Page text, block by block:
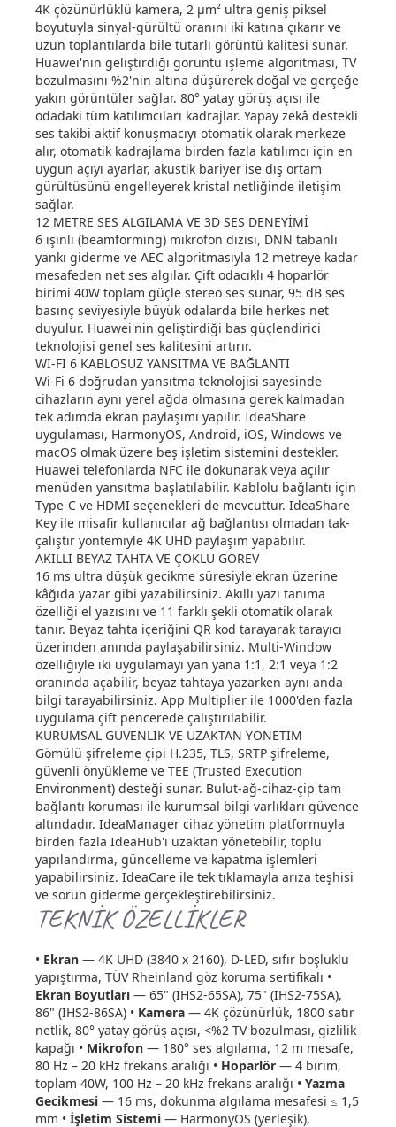
4K çözünürlüklü kamera, 2 μm² ultra geniş piksel
boyutuyla sinyal-gürültü oranını iki katına çıkarır ve
uzun toplantılarda bile tutarlı görüntü kalitesi sunar.
Huawei'nin geliştirdiği görüntü işleme algoritması, TV
bozulmasını %2'nin altına düşürerek doğal ve gerçeğe
yakın görüntüler sağlar. 80° yatay görüş açısı ile
odadaki tüm katılımcıları kadrajlar. Yapay zekâ destekli
ses takibi aktif konuşmacıyı otomatik olarak merkeze
alır, otomatik kadrajlama birden fazla katılımcı için en
uygun açıyı ayarlar, akustik bariyer ise dış ortam
gürültüsünü engelleyerek kristal netliğinde iletişim
sağlar.
12 METRE SES ALGILAMA VE 3D SES DENEYİMİ
6 ışınlı (beamforming) mikrofon dizisi, DNN tabanlı
yankı giderme ve AEC algoritmasıyla 12 metreye kadar
mesafeden net ses algılar. Çift odacıklı 4 hoparlör
birimi 40W toplam güçle stereo ses sunar, 95 dB ses
basınç seviyesiyle büyük odalarda bile herkes net
duyulur. Huawei'nin geliştirdiği bas güçlendirici
teknolojisi genel ses kalitesini artırır.
WI-FI 6 KABLOSUZ YANSITMA VE BAĞLANTI
Wi-Fi 6 doğrudan yansıtma teknolojisi sayesinde
cihazların aynı yerel ağda olmasına gerek kalmadan
tek adımda ekran paylaşımı yapılır. IdeaShare
uygulaması, HarmonyOS, Android, iOS, Windows ve
macOS olmak üzere beş işletim sistemini destekler.
Huawei telefonlarda NFC ile dokunarak veya açılır
menüden yansıtma başlatılabilir. Kablolu bağlantı için
Type-C ve HDMI seçenekleri de mevcuttur. IdeaShare
Key ile misafir kullanıcılar ağ bağlantısı olmadan tak-
çalıştır yöntemiyle 4K UHD paylaşım yapabilir.
AKILLI BEYAZ TAHTA VE ÇOKLU GÖREV
16 ms ultra düşük gecikme süresiyle ekran üzerine
kâğıda yazar gibi yazabilirsiniz. Akıllı yazı tanıma
özelliği el yazısını ve 11 farklı şekli otomatik olarak
tanır. Beyaz tahta içeriğini QR kod tarayarak tarayıcı
üzerinden anında paylaşabilirsiniz. Multi-Window
özelliğiyle iki uygulamayı yan yana 1:1, 2:1 veya 1:2
oranında açabilir, beyaz tahtaya yazarken aynı anda
bilgi tarayabilirsiniz. App Multiplier ile 1000'den fazla
uygulama çift pencerede çalıştırılabilir.
KURUMSAL GÜVENLİK VE UZAKTAN YÖNETİM
Gömülü şifreleme çipi H.235, TLS, SRTP şifreleme,
güvenli önyükleme ve TEE (Trusted Execution
Environment) desteği sunar. Bulut-ağ-cihaz-çip tam
bağlantı koruması ile kurumsal bilgi varlıkları güvence
altındadır. IdeaManager cihaz yönetim platformuyla
birden fazla IdeaHub'ı uzaktan yönetebilir, toplu
yapılandırma, güncelleme ve kapatma işlemleri
yapabilirsiniz. IdeaCare ile tek tıklamayla arıza teşhisi
ve sorun giderme gerçekleştirebilirsiniz.
TEKNİK ÖZELLİKLER
• Ekran — 4K UHD (3840 x 2160), D-LED, sıfır boşluklu
yapıştırma, TÜV Rheinland göz koruma sertifikalı •
Ekran Boyutları — 65" (IHS2-65SA), 75" (IHS2-75SA),
86" (IHS2-86SA) • Kamera — 4K çözünürlük, 1800 satır
netlik, 80° yatay görüş açısı, <%2 TV bozulması, gizlilik
kapağı • Mikrofon — 180° ses algılama, 12 m mesafe,
80 Hz – 20 kHz frekans aralığı • Hoparlör — 4 birim,
toplam 40W, 100 Hz – 20 kHz frekans aralığı • Yazma
Gecikmesi — 16 ms, dokunma algılama mesafesi ≤ 1,5
mm • İşletim Sistemi — HarmonyOS (yerleşik),